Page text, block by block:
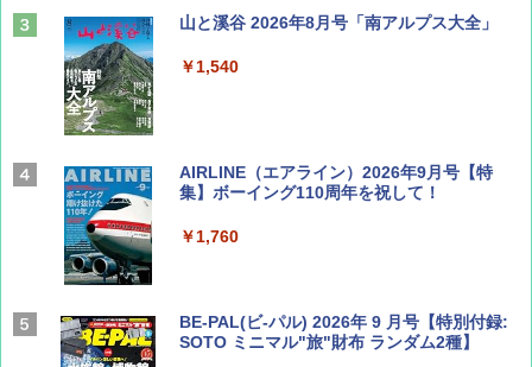
山と溪谷 2026年8月号「南アルプス大全」
￥1,540
AIRLINE（エアライン）2026年9月号【特
集】ボーイング110周年を祝して！
￥1,760
BE-PAL(ビ-パル) 2026年 9 月号【特別付録:
SOTO ミニマル"旅"財布 ランダム2種】